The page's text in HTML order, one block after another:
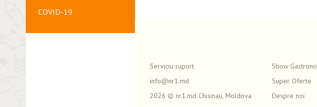
COVID-19
Serviciu suport
info@nr1.md
2026 © nr1.md Chisinau, Moldova
Show
Super Oferte
Despre noi